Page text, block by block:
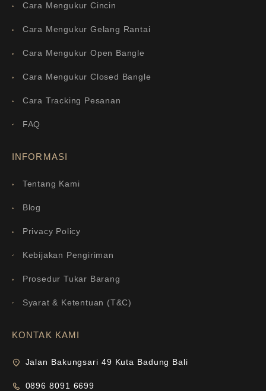
Cara Mengukur Cincin
Cara Mengukur Gelang Rantai
Cara Mengukur Open Bangle
Cara Mengukur Closed Bangle
Cara Tracking Pesanan
FAQ
INFORMASI
Tentang Kami
Blog
Privacy Policy
Kebijakan Pengiriman
Prosedur Tukar Barang
Syarat & Ketentuan (T&C)
KONTAK KAMI
Jalan Bakungsari 49 Kuta Badung Bali
0896 8091 6699